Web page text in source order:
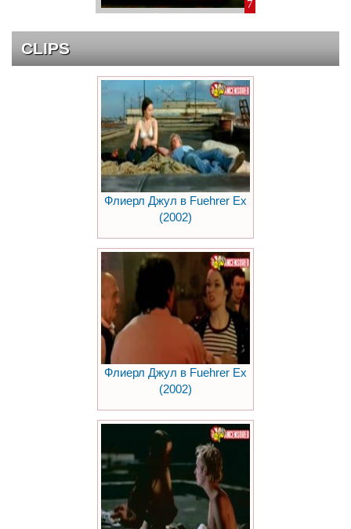
7
CLIPS
Флиерл Джул в Fuehrer Ex
(2002)
Флиерл Джул в Fuehrer Ex
(2002)